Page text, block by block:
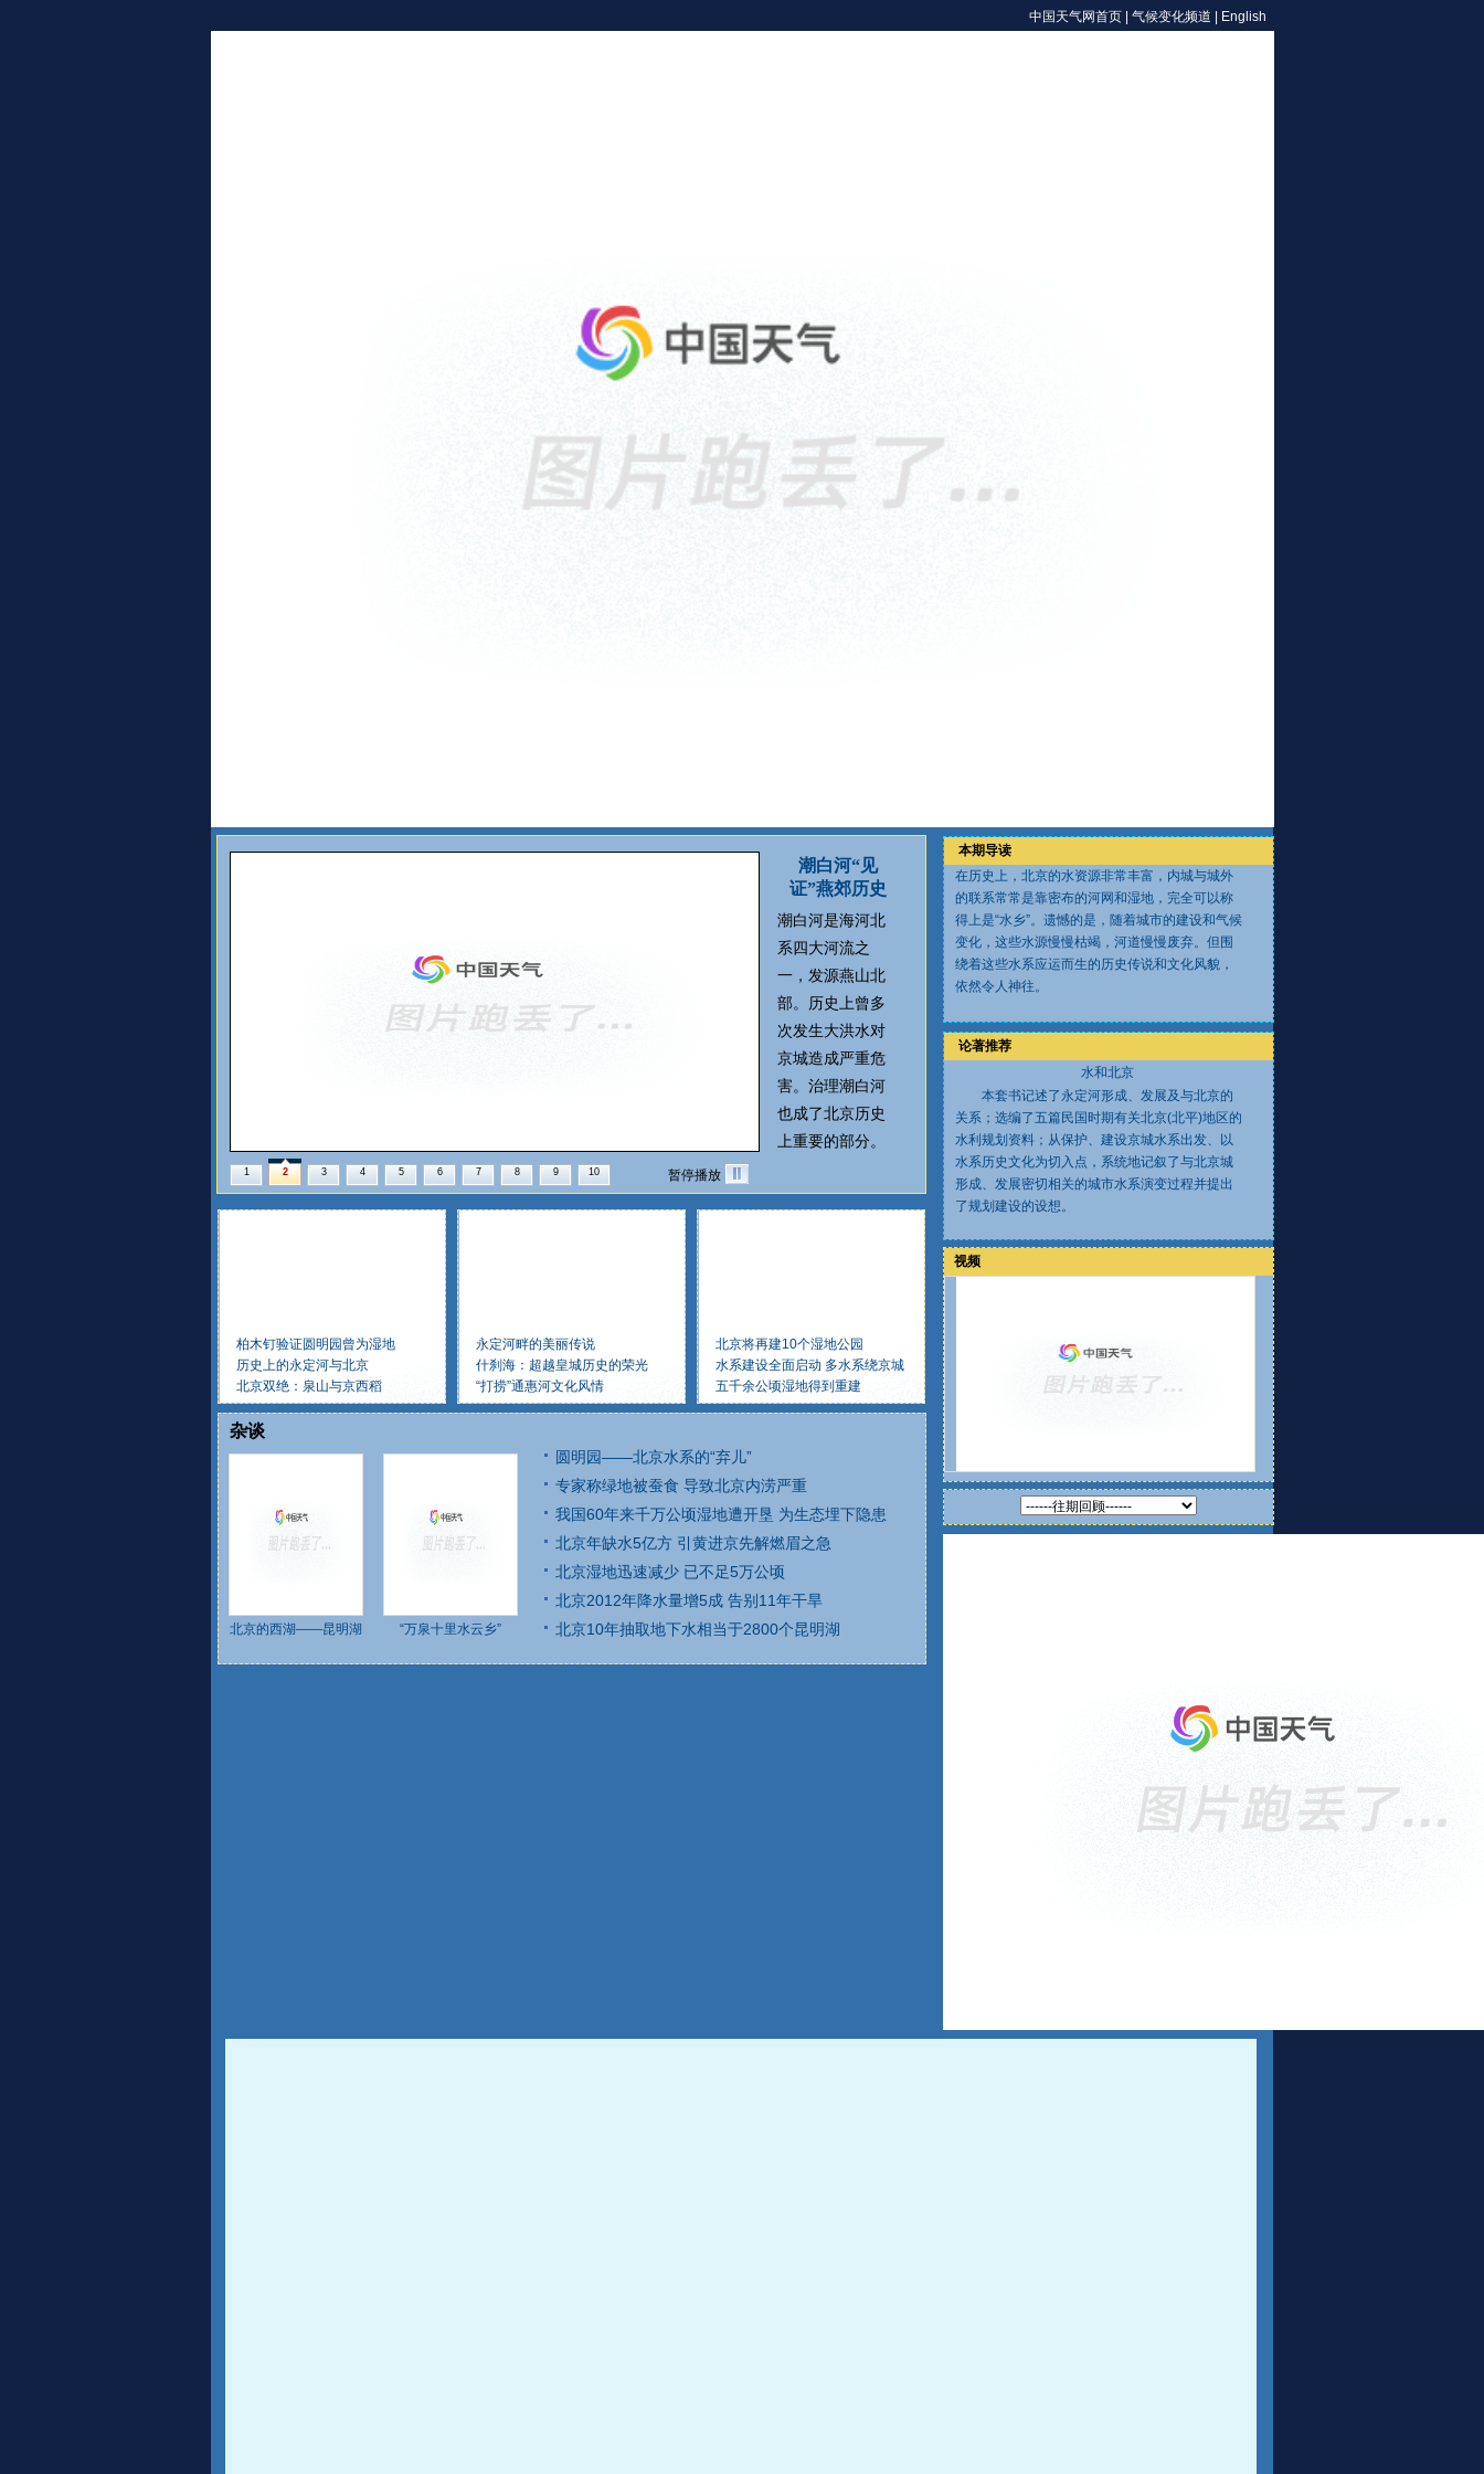
中国天气网首页 气候变化频道 English
1 2 3 4 5 6 7 8 9 10 暂停播放
潮白河“见
证”燕郊历史
潮白河是海河北
系四大河流之
一，发源燕山北
部。历史上曾多
次发生大洪水对
京城造成严重危
害。治理潮白河
也成了北京历史
上重要的部分。
柏木钉验证圆明园曾为湿地
历史上的永定河与北京
北京双绝：泉山与京西稻
永定河畔的美丽传说
什刹海：超越皇城历史的荣光
“打捞”通惠河文化风情
北京将再建10个湿地公园
水系建设全面启动 多水系绕京城
五千余公顷湿地得到重建
杂谈
北京的西湖——昆明湖 “万泉十里水云乡”
圆明园——北京水系的“弃儿”
专家称绿地被蚕食 导致北京内涝严重
我国60年来千万公顷湿地遭开垦 为生态埋下隐患
北京年缺水5亿方 引黄进京先解燃眉之急
北京湿地迅速减少 已不足5万公顷
北京2012年降水量增5成 告别11年干旱
北京10年抽取地下水相当于2800个昆明湖
本期导读
在历史上，北京的水资源非常丰富，内城与城外
的联系常常是靠密布的河网和湿地，完全可以称
得上是“水乡”。遗憾的是，随着城市的建设和气候
变化，这些水源慢慢枯竭，河道慢慢废弃。但围
绕着这些水系应运而生的历史传说和文化风貌，
依然令人神往。
论著推荐
水和北京
本套书记述了永定河形成、发展及与北京的
关系；选编了五篇民国时期有关北京(北平)地区的
水利规划资料；从保护、建设京城水系出发、以
水系历史文化为切入点，系统地记叙了与北京城
形成、发展密切相关的城市水系演变过程并提出
了规划建设的设想。
视频